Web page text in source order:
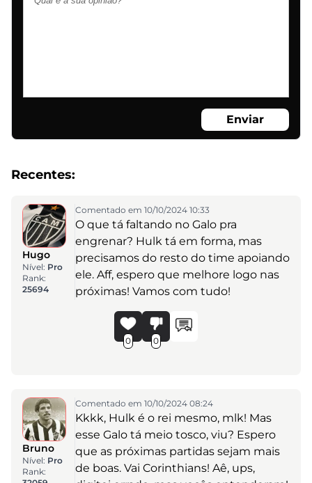
Enviar
Recentes:
Hugo
Nível: Pro
Rank:
25694
Comentado em 10/10/2024 10:33
O que tá faltando no Galo pra
engrenar? Hulk tá em forma, mas
precisamos do resto do time apoiando
ele. Aff, espero que melhore logo nas
próximas! Vamos com tudo!
0 0
Bruno
Nível: Pro
Rank:
Comentado em 10/10/2024 08:24
Kkkk, Hulk é o rei mesmo, mlk! Mas
esse Galo tá meio tosco, viu? Espero
que as próximas partidas sejam mais
de boas. Vai Corinthians! Aê, ups,